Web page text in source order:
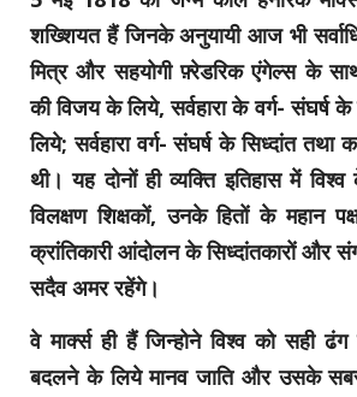
शख्शियत हैं जिनके अनुयायी आज भी
मित्र और सहयोगी फ़्रेडरिक एंगेल्स के
की विजय के लिये, सर्वहारा के वर्ग- संघर्ष
लिये; सर्वहारा वर्ग- संघर्ष के सिध्दांत तथा
थी। यह दोनों ही व्यक्ति इतिहास में
विलक्षण शिक्षकों, उनके हितों के महान
क्रांतिकारी आंदोलन के सिध्दांतकारों और
सदैव अमर रहेंगे।
वे मार्क्स ही हैं जिन्होने विश्व को सही
बदलने के लिये मानव जाति और उसके सबसे